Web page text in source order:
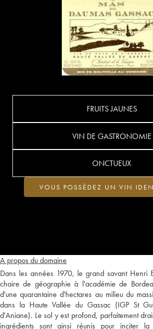
A propos du domaine
Dans les années 1970, le grand savant Henri
chaire de géographie à l'académie de
d'une quarantaine d'hectares au milieu du
dans la Haute Vallée du Gassac (IGP St
d'Aniane). Le sol y est profond, parfaitement
ingrédients sont ainsi réunis pour inciter
FRUITS JAUNES
VIN DE GASTRONOMIE
ONCTUEUX
VOUS POSSÉDEZ UN VIN